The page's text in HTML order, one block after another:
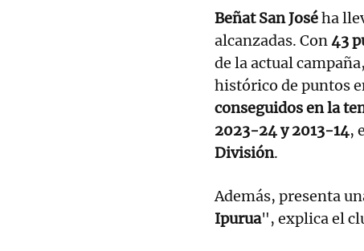
Beñat San Joséha
alcanzadas. Con43
de la actual
histórico de puntos
conseguidos en la
2023-24 y 2013-14,
División.
Además, presenta
Ipurua", explica el